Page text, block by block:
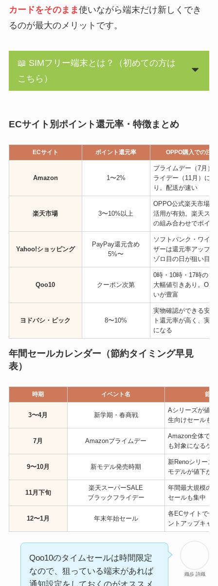
カードをそのまま使いながら端末だけ新しくでき
るのが最大のメリットです。
📖 SIMフリー端末とは？（初めての方は
こちら）
ECサイト別ポイント還元率・特徴まとめ
ECサイト ポイント還元率 OPPO購入での注
Amazon 1〜2%
プライムデー（7月）
ライデー（11月）に
り。配送が速い
楽天市場 3〜10%以上
OPPO公式楽天市場店
活用が有効。楽天ス
の組み合わせでポイ
Yahoo!ショッピング
PayPay還元含め
5%〜
ソフトバンク・ワイ
ザーは還元率アップ
ゾロ目の日が狙い目
Qoo10 クーポン次第
0時・10時・17時のタ
大幅値引きあり。
いが豊富
ヨドバシ・ビック 8〜10%
実物確認ができる安
ト還元率が高く、実
になる
年間セールカレンダー（節約タイミング早見
表）
時期 イベント名 節約
3〜4月 新学期・春商戦
Aシリーズが値
生向けセールも
7月 Amazonプライムデー
Amazon全体で
も対象になるケ
9〜10月 新モデル発売時期
新Renoシリーズ
モデルが値下が
11月下旬
楽天スーパーSALE
ブラックフライデー
年間最大規模の
セールも集中
12〜1月 年末年始セール
各ECサイトで一
ントアップキャ
織歩 詩織
Qoo10のタイムセールは時間限定
なので、狙っている端末があれば